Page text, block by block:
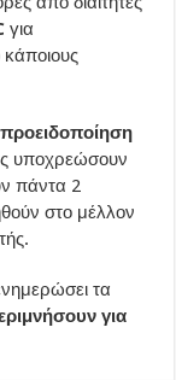
για
υποχρεώσουν
πάντα 2
στο μέλλον
τα
για